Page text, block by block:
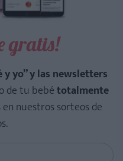
gratis!
yo” y las newsletters
de tu bebétotalmente
nuestros sorteos de